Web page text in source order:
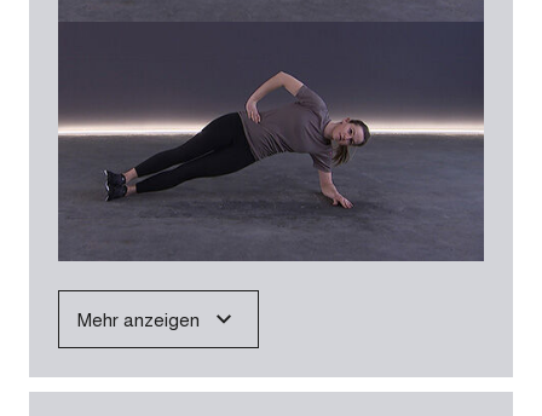
Mehr anzeigen